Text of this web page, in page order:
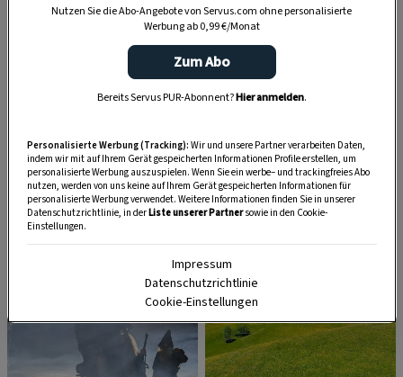
Nutzen Sie die Abo-Angebote von Servus.com ohne personalisierte
Werbung ab 0,99 €/Monat
Zum Abo
Bereits Servus PUR-Abonnent?Hier anmelden.
Personalisierte Werbung (Tracking): Wir und unsere Partner verarbeiten Daten,
indem wir mit auf Ihrem Gerät gespeicherten Informationen Profile erstellen, um
personalisierte Werbung auszuspielen. Wenn Sie ein werbe– und trackingfreies Abo
nutzen, werden von uns keine auf Ihrem Gerät gespeicherten Informationen für
personalisierte Werbung verwendet. Weitere Informationen finden Sie in unserer
Datenschutzrichtlinie, in derListe unserer Partnersowie in den Cookie-
Einstellungen.
Impressum
Datenschutzrichtlinie
Cookie-Einstellungen